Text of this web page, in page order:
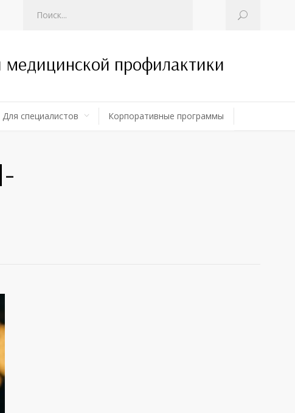
медицинской профилактики
Для специалистов Корпоративные программы